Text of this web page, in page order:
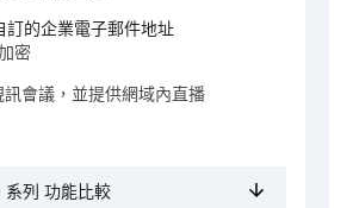
訂的企業電子郵件地址
密
會議，並提供網域內直播
列 功能比較